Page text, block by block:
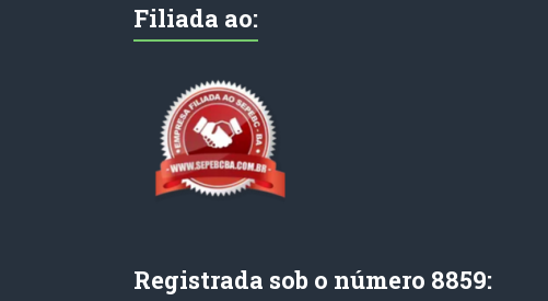
Filiada ao:
Registrada sob o número 8859: